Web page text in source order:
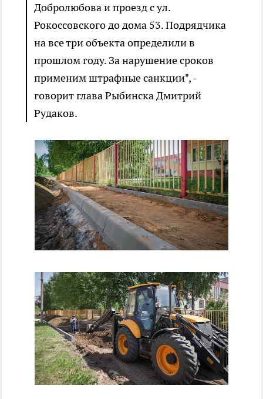
Добролюбова и проезд с ул.
Рокоссовского до дома 53. Подрядчика
на все три объекта определили в
прошлом году. За нарушение сроков
применим штрафные санкции", -
говорит глава Рыбинска Дмитрий
Рудаков.